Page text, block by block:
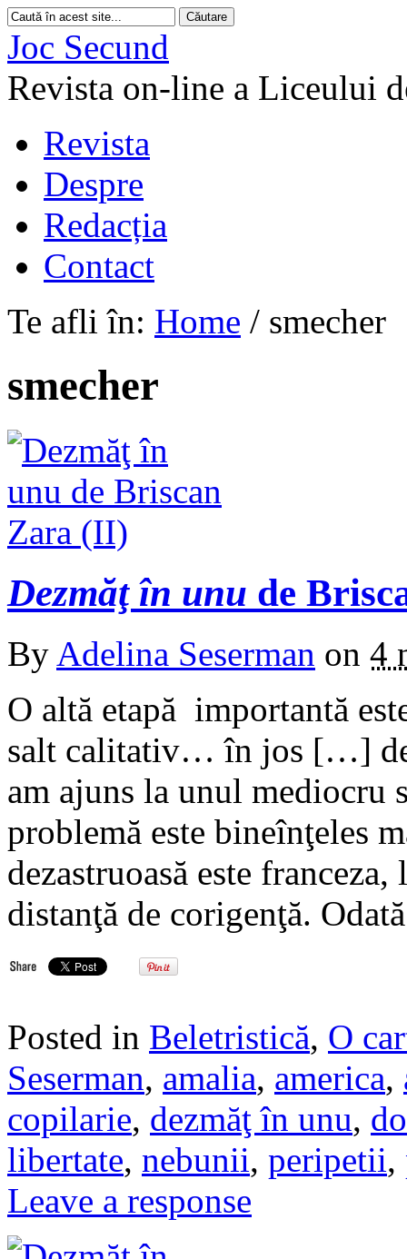
Joc Secund
Revista on-line a Liceului
Revista
Despre
Redacția
Contact
Te afli în: Home / smecher
smecher
Dezmăţ în unu de
By Adelina Seserman on 4
O altă etapă importantă
salt calitativ… în jos […]
am ajuns la unul mediocru
problemă este bineînţeles
dezastruoasă este
distanţă de corigenţă.
Posted in Beletristică, O
Seserman, amalia, america,
copilarie, dezmăţ în unu,
libertate, nebunii, peripetii,
Leave a response